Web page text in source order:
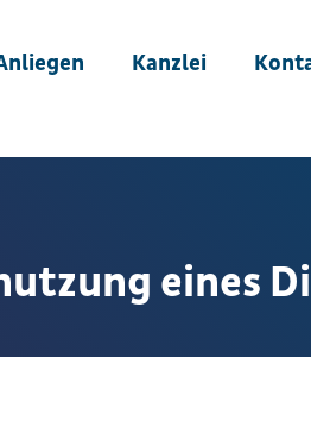
Kanzlei
eines